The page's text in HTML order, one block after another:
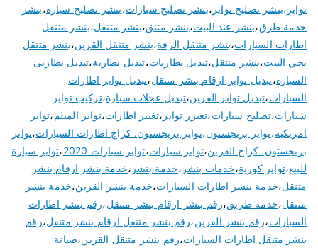
تواير ،بنشر تصليح تواير ،بنشر تصليح سيارات،بنشر تصليح سيارة،بنشر
خدمة طرق،بنشر عند البيت،بنشر متنق،بنشر متنقل،بنشر متنقل
اطارات السيارات،بنشر متنقل الرقة،بنشر متنقل القرين،بنشر متنقل
يجي البيت،بنشر منتقل،تبديل بطاريات،تبديل بطارية،تبديل بطاريى
السيارة،تبديل تواير ارقام بنشر متنقل،تبديل تواير اطارات
السيارات،تبديل تواير القرين،تبديل عجلات سيارة،تركيب تواير
سيارات،تصليح سيارات،تغيرر تواير ،تغيير اطارات،تواير الميلم ،تواير
امريكية،تواير بريجستون،تواير بريجستون. كراج اطارات السيارات،تواير
بريجستون. كراج القرين،تواير سيارات،تواير سيارات 2020 ،تواير سيارة
للبيع،تواير كورية،خدمات بنشر ،خدمة بنشر ،خدمة بنشر ارقام بنشر
متنقل،خدمة بنشر اطارات السيارات،خدمة بنشر القرين،خدمة بنشر
متنقل،خدمة طريق،رقم بنشر ارقام بنشر متنقل،رقم بنشر اطارات
السيارات،رقم بنشر القرين،رقم بنشر متنقل ارقام بنشر متنقل،رقم
بنشر متنقل اطارات السيارات،رقم بنشر متنقل القرين،صيانة